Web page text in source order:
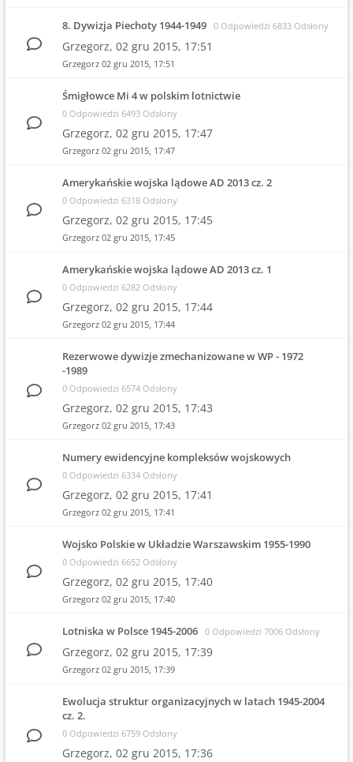
8. Dywizja Piechoty 1944-1949 0 Odpowiedzi 6833 Odsłony
Grzegorz, 02 gru 2015, 17:51
Grzegorz 02 gru 2015, 17:51
Śmigłowce Mi 4 w polskim lotnictwie
0 Odpowiedzi 6493 Odsłony
Grzegorz, 02 gru 2015, 17:47
Grzegorz 02 gru 2015, 17:47
Amerykańskie wojska lądowe AD 2013 cz. 2
0 Odpowiedzi 6318 Odsłony
Grzegorz, 02 gru 2015, 17:45
Grzegorz 02 gru 2015, 17:45
Amerykańskie wojska lądowe AD 2013 cz. 1
0 Odpowiedzi 6282 Odsłony
Grzegorz, 02 gru 2015, 17:44
Grzegorz 02 gru 2015, 17:44
Rezerwowe dywizje zmechanizowane w WP - 1972
-1989
0 Odpowiedzi 6574 Odsłony
Grzegorz, 02 gru 2015, 17:43
Grzegorz 02 gru 2015, 17:43
Numery ewidencyjne kompleksów wojskowych
0 Odpowiedzi 6334 Odsłony
Grzegorz, 02 gru 2015, 17:41
Grzegorz 02 gru 2015, 17:41
Wojsko Polskie w Układzie Warszawskim 1955-1990
0 Odpowiedzi 6652 Odsłony
Grzegorz, 02 gru 2015, 17:40
Grzegorz 02 gru 2015, 17:40
Lotniska w Polsce 1945-2006 0 Odpowiedzi 7006 Odsłony
Grzegorz, 02 gru 2015, 17:39
Grzegorz 02 gru 2015, 17:39
Ewolucja struktur organizacyjnych w latach 1945-2004
cz. 2.
0 Odpowiedzi 6759 Odsłony
Grzegorz, 02 gru 2015, 17:36